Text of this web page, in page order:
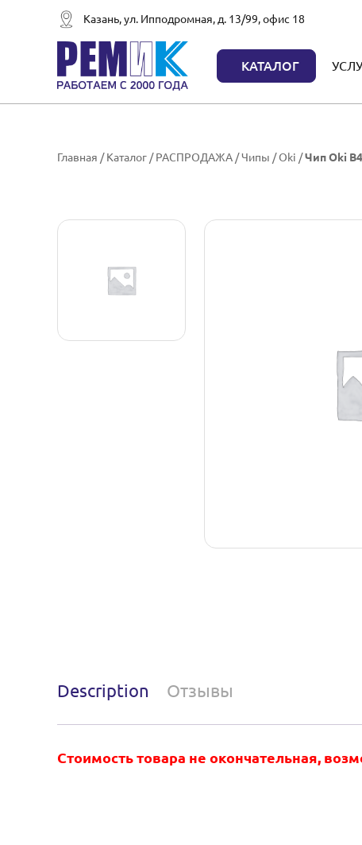
Казань, ул. Ипподромная, д. 13/99, офис 18
КАТАЛОГ
Главная /Каталог /РАСПРОДАЖА /Чипы /Oki /Чип Oki
Description Отзывы
Стоимость товара не окончательная,